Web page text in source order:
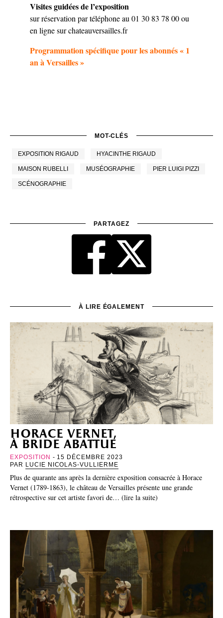
Visites guidées de l’exposition
sur réservation par téléphone au 01 30 83 78 00 ou
en ligne sur chateauversailles.fr
Programmation spécifique pour les abonnés « 1
an à Versailles »
MOT-CLÉS
EXPOSITION RIGAUD HYACINTHE RIGAUD
MAISON RUBELLI MUSÉOGRAPHIE PIER LUIGI PIZZI
SCÉNOGRAPHIE
PARTAGEZ
À LIRE ÉGALEMENT
horace vernet,
à bride abattue
EXPOSITION - 15 DÉCEMBRE 2023
PAR LUCIE NICOLAS-VULLIERME
Plus de quarante ans après la dernière exposition consacrée à Horace
Vernet (1789-1863), le château de Versailles présente une grande
rétrospective sur cet artiste favori de… (lire la suite)